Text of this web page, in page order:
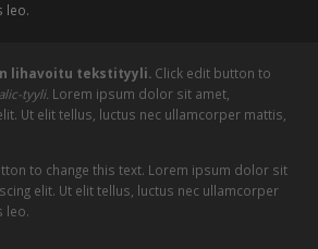
leo.
lihavoitu tekstityyli. Click edit button to
tyyli. Lorem ipsum dolor sit amet,
Ut elit tellus, luctus nec ullamcorper mattis,
to change this text. Lorem ipsum dolor sit
elit. Ut elit tellus, luctus nec ullamcorper
leo.